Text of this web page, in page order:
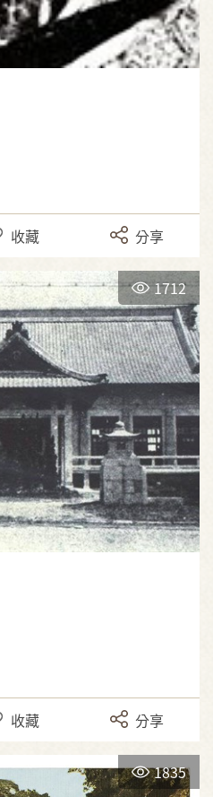
收藏 分享
1712
收藏 分享
1835